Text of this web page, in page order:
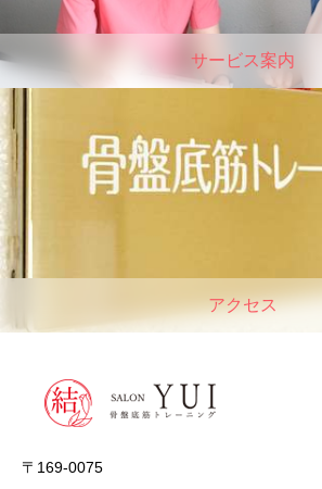
サービス案内
アクセス
〒169-0075